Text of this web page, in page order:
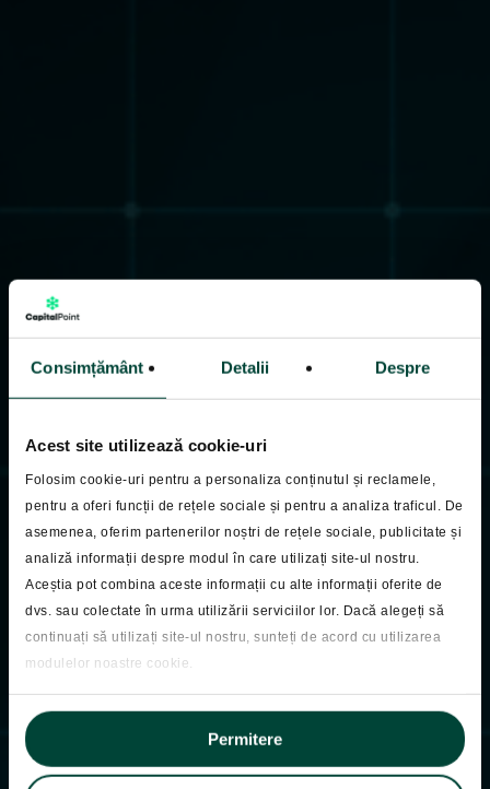
Consimțământ Detalii Despre
Acest site utilizează cookie-uri
Folosim cookie-uri pentru a personaliza conținutul și reclamele,
pentru a oferi funcții de rețele sociale și pentru a analiza traficul. De
asemenea, oferim partenerilor noștri de rețele sociale, publicitate și
analiză informații despre modul în care utilizați site-ul nostru.
Aceștia pot combina aceste informații cu alte informații oferite de
dvs. sau colectate în urma utilizării serviciilor lor. Dacă alegeți să
continuați să utilizați site-ul nostru, sunteți de acord cu utilizarea
modulelor noastre cookie.
Permitere
Pastila Financiara
Pastila Financiara
20.02.2026